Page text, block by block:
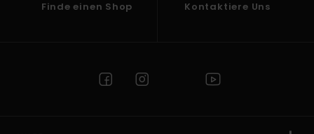
Finde einen Shop Kontaktiere Uns